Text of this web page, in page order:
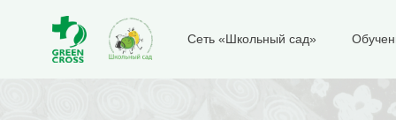
Сеть «Школьный сад»